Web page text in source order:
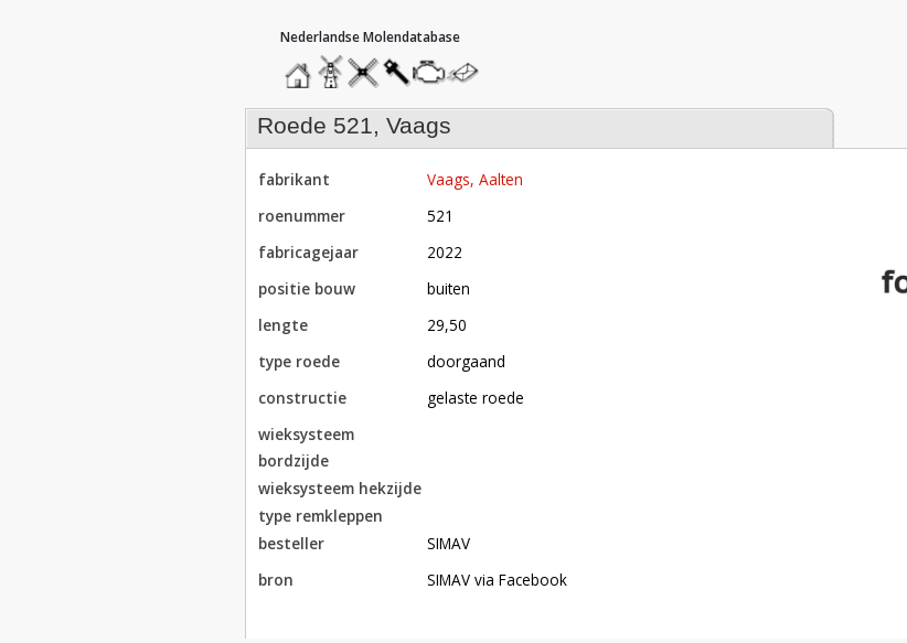
hoofdmenu
homemolendatabase
roedendatabase
assendatabase
motorendatabase
stuur
een
bericht
roede 521, Vaags
fabrikant
Vaags, Aalten
roenummer
521
fabricagejaar
2022
positie bouw
buiten
lengte
29,50
type roede
doorgaand
constructie
gelaste roede
wieksysteem
bordzijde
wieksysteem hekzijde
type remkleppen
besteller
SIMAV
bron